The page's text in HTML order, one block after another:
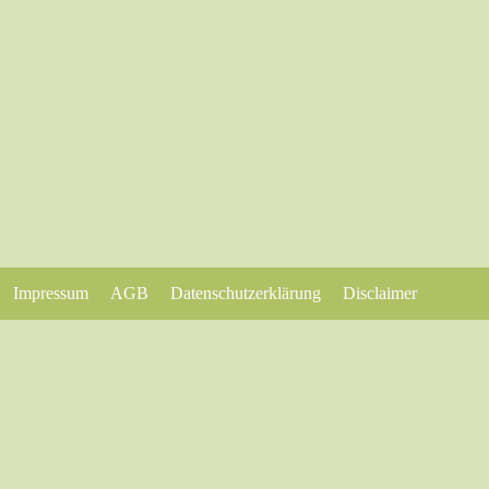
Impressum AGB Datenschutzerklärung Disclaimer